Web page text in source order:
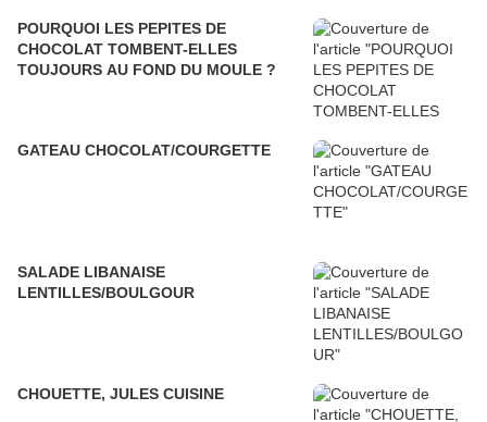
POURQUOI LES PEPITES DE
CHOCOLAT TOMBENT-ELLES
TOUJOURS AU FOND DU MOULE ?
GATEAU CHOCOLAT/COURGETTE
SALADE LIBANAISE
LENTILLES/BOULGOUR
CHOUETTE, JULES CUISINE